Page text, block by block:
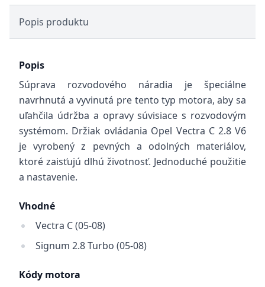
Popis produktu
Popis
Súprava rozvodového náradia je špeciálne
navrhnutá a vyvinutá pre tento typ motora, aby sa
uľahčila údržba a opravy súvisiace s rozvodovým
systémom. Držiak ovládania Opel Vectra C 2.8 V6
je vyrobený z pevných a odolných materiálov,
ktoré zaisťujú dlhú životnosť. Jednoduché použitie
a nastavenie.
Vhodné
Vectra C (05-08)
Signum 2.8 Turbo (05-08)
Kódy motora